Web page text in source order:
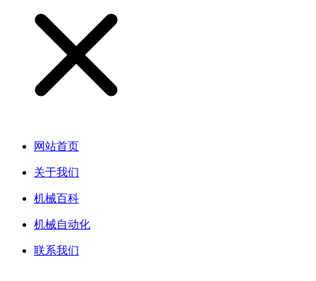
网站首页
关于我们
机械百科
机械自动化
联系我们